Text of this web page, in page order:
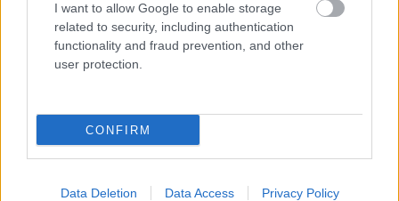
I want to allow Google to enable storage
related to security, including authentication
functionality and fraud prevention, and other
user protection.
CONFIRM
Data Deletion Data Access Privacy Policy
A hangadó Aaron Wan-Bissaka